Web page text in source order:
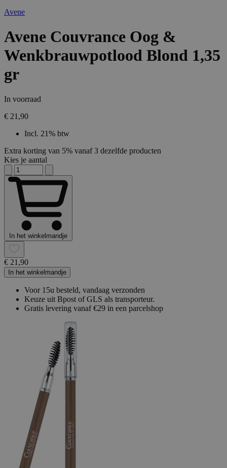
Avene
Avene Couvrance Oog &
Wenkbrauwpotlood Blond 1,35
gr
In voorraad
€ 21,90
Incl. 21% btw
Extra korting van 5% vanaf 3 dezelfde producten
Kies je aantal
In het winkelmandje
€ 21,90
In het winkelmandje
Voor 15u besteld, vandaag verzonden
Keuze uit Bpost of GLS als transporteur.
Gratis levering vanaf €29 in een parcelshop